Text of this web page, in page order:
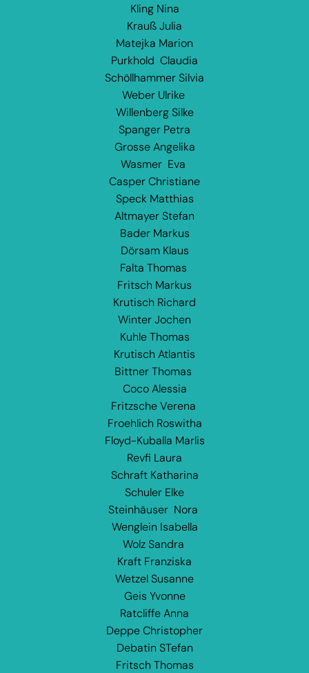
Kling Nina
Krauß Julia
Matejka Marion
Purkhold Claudia
Schöllhammer Silvia
Weber Ulrike
Willenberg Silke
Spanger Petra
Grosse Angelika
Wasmer Eva
Casper Christiane
Speck Matthias
Altmayer Stefan
Bader Markus
Dörsam Klaus
Falta Thomas
Fritsch Markus
Krutisch Richard
Winter Jochen
Kuhle Thomas
Krutisch Atlantis
Bittner Thomas
Coco Alessia
Fritzsche Verena
Froehlich Roswitha
Floyd-Kuballa Marlis
Revfi Laura
Schraft Katharina
Schuler Elke
Steinhäuser Nora
Wenglein Isabella
Wolz Sandra
Kraft Franziska
Wetzel Susanne
Geis Yvonne
Ratcliffe Anna
Deppe Christopher
Debatin STefan
Fritsch Thomas